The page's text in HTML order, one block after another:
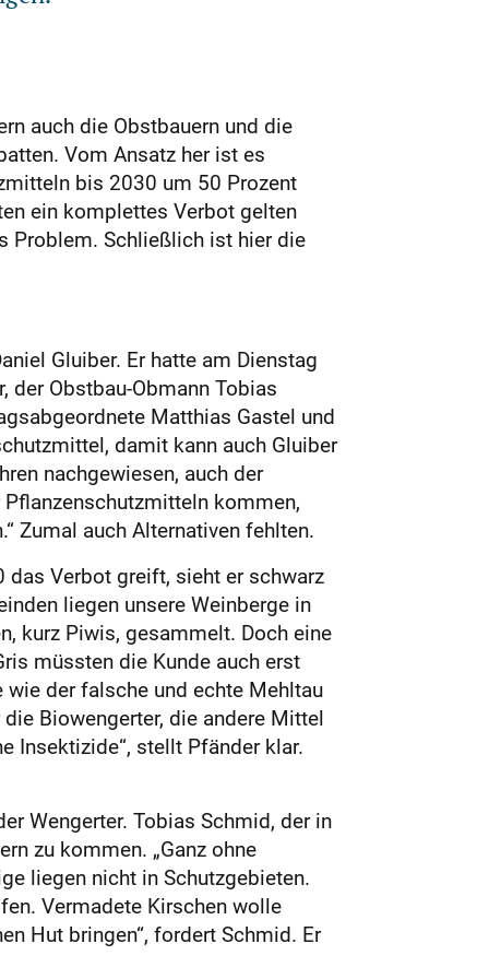
auch die Obstbauern und die
Vom Ansatz her ist es
bis 2030 um 50 Prozent
ein komplettes Verbot gelten
Problem. Schließlich ist hier die
Gluiber. Er hatte am Dienstag
der Obstbau-Obmann Tobias
Matthias Gastel und
damit kann auch Gluiber
nachgewiesen, auch der
kommen,
Zumal auch Alternativen fehlten.
das Verbot greift, sieht er schwarz
liegen unsere Weinberge in
kurz Piwis, gesammelt. Doch eine
müssten die Kunde auch erst
der falsche und echte Mehltau
Biowengerter, die andere Mittel
Insektizide“, stellt Pfänder klar.
Wengerter. Tobias Schmid, der in
zu kommen. „Ganz ohne
liegen nicht in Schutzgebieten.
Vermadete Kirschen wolle
Hut bringen“, fordert Schmid. Er